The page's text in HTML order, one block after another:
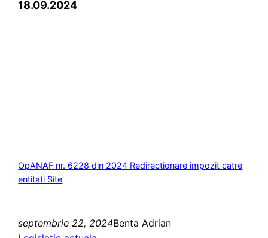
18.09.2024
OpANAF nr. 6228 din 2024 Redirectionare impozit catre
entitati Site
septembrie 22, 2024Benta Adrian